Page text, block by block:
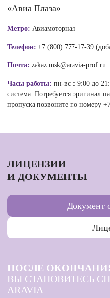
«Авиа Плаза»
Метро: Авиамоторная
Телефон: +7 (800) 777-17-39
Почта: zakaz.msk@aravia-prof.ru
Часы работы: пн-вс с 9:00 до
система. Потребуется оригинал
пропуска позвоните по номеру
ЛИЦЕНЗИИ
И ДОКУМЕНТЫ
Документ
ПОСЛЕ
ВЫ СТАНОВИТЕСЬ
ARAVIA